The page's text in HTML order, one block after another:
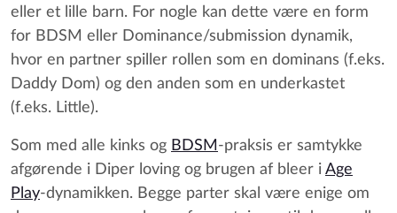
eller et lille barn. For nogle kan dette være en form
for BDSM eller Dominance/submission dynamik,
hvor en partner spiller rollen som en dominans (f.eks.
Daddy Dom) og den anden som en underkastet
(f.eks. Little).
Som med alle kinks og BDSM -praksis er samtykke
afgørende i Diper loving og brugen af bleer i Age
Play-dynamikken. Begge parter skal være enige om